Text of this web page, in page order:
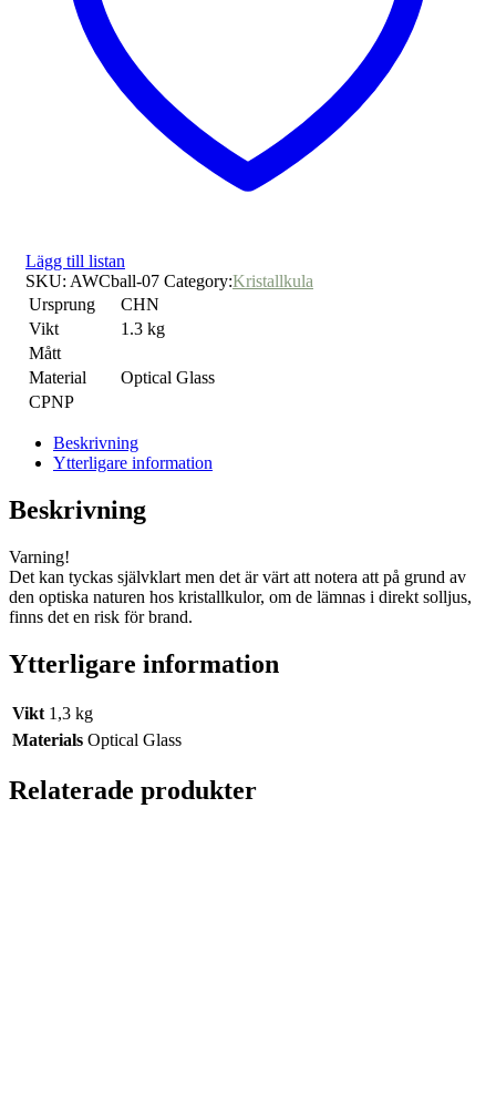
Lägg till listan
SKU: AWCball-07 Category:Kristallkula
Ursprung
CHN
Vikt
1.3 kg
Mått
Material
Optical Glass
CPNP
Beskrivning
Ytterligare information
Beskrivning
Varning!
Det kan tyckas självklart men det är värt att notera att på grund av
den optiska naturen hos kristallkulor, om de lämnas i direkt solljus,
finns det en risk för brand.
Ytterligare information
Vikt 1,3 kg
Materials Optical Glass
Relaterade produkter